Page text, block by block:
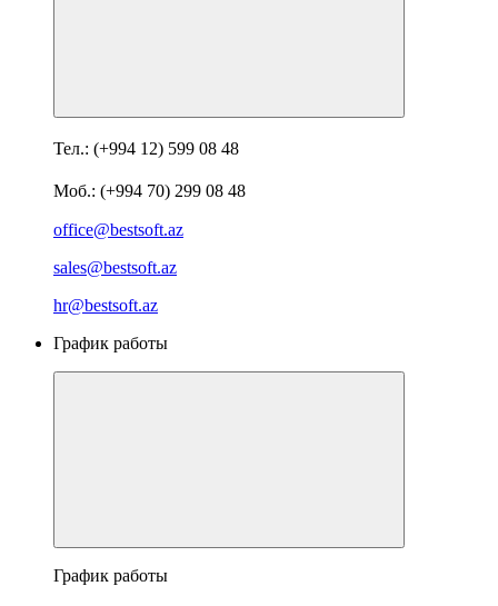
Тел.: (+994 12) 599 08 48
Моб.: (+994 70) 299 08 48
office@bestsoft.az
sales@bestsoft.az
hr@bestsoft.az
График работы
График работы